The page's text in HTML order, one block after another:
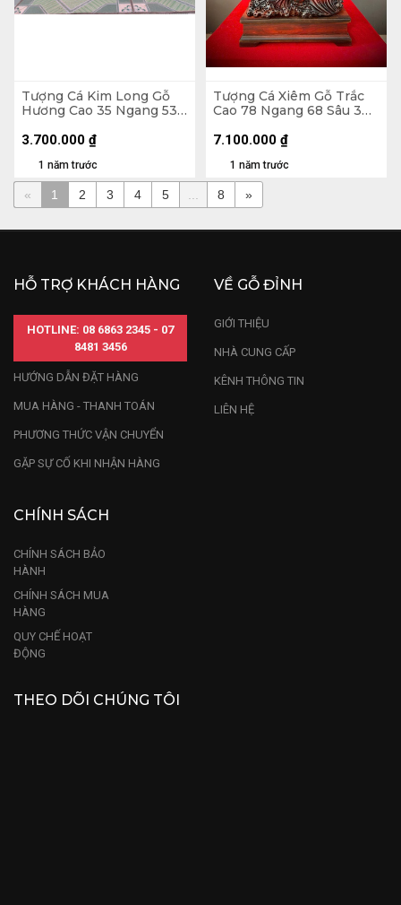
Tượng Cá Kim Long Gỗ
Hương Cao 35 Ngang 53
1 năm trước
3.700.000 ₫
Tượng Cá Xiêm Gỗ Trắc
Cao 78 Ngang 68 Sâu 30
1 năm trước
7.100.000 ₫
« 1 2 3 4 5 8 »
HỖ TRỢ KHÁCH HÀNG
HOTLINE: 08 6863 2345 - 07
8481 3456
HƯỚNG DẪN ĐẶT HÀNG
MUA HÀNG - THANH TOÁN
PHƯƠNG THỨC VẬN CHUYỂN
GẶP SỰ CỐ KHI NHẬN HÀNG
VỀ GỖ ĐỈNH
GIỚI THIỆU
NHÀ CUNG CẤP
KÊNH THÔNG TIN
LIÊN HỆ
CHÍNH SÁCH
CHÍNH SÁCH BẢO
HÀNH
CHÍNH SÁCH MUA
HÀNG
QUY CHẾ HOẠT
ĐỘNG
THEO DÕI CHÚNG TÔI